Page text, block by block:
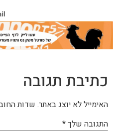
כתיבת תגובה
האימייל לא יוצג באתר. שדות
התגובה שלך*